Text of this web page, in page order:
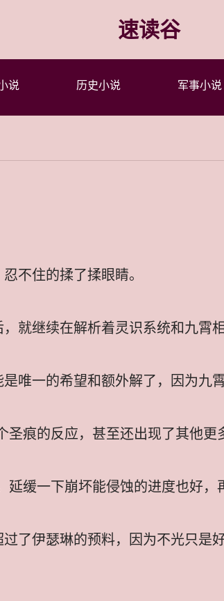
速读谷
说 历史小说 军事小说
不住的揉了揉眼睛。
就继续在解析着灵识系统和九霄
唯一的希望和额外解了，因为九
圣痕的反应，甚至还出现了其他更
延缓一下崩坏能侵蚀的进度也好
了伊瑟琳的预料，因为不光只是